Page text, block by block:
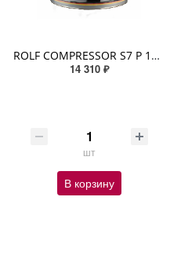
ROLF COMPRESSOR S7 P 150 20л (металл) синтетическое
14 310 ₽
шт
В корзину